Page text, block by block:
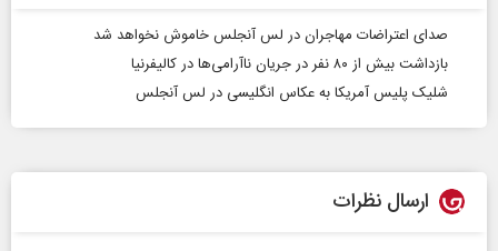
صدای اعتراضات مهاجران در لس ‎آنجلس خاموش نخواهد شد
بازداشت بیش از ۸۰ نفر در جریان ناآرامی‌ها در کالیفرنیا
شلیک پلیس آمریکا به عکاس انگلیسی در لس‌ آنجلس
ارسال نظرات